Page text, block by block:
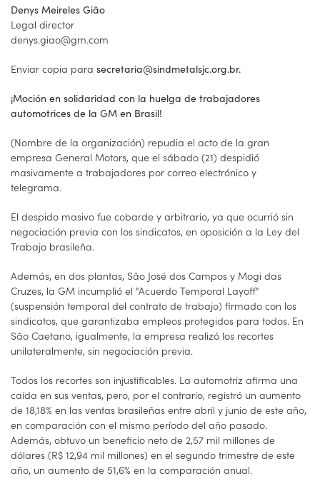
Denys Meireles Gião
Legal director
denys.giao@gm.com
Enviar copia para secretaria@sindmetalsjc.org.br.
¡Moción en solidaridad con la huelga de trabajadores
automotrices de la GM en Brasil!
(Nombre de la organización) repudia el acto de la gran
empresa General Motors, que el sábado (21) despidió
masivamente a trabajadores por correo electrónico y
telegrama.
El despido masivo fue cobarde y arbitrario, ya que ocurrió sin
negociación previa con los sindicatos, en oposición a la Ley del
Trabajo brasileña.
Además, en dos plantas, São José dos Campos y Mogi das
Cruzes, la GM incumplió el "Acuerdo Temporal Layoff"
(suspensión temporal del contrato de trabajo) firmado con los
sindicatos, que garantizaba empleos protegidos para todos. En
São Caetano, igualmente, la empresa realizó los recortes
unilateralmente, sin negociación previa.
Todos los recortes son injustificables. La automotriz afirma una
caída en sus ventas, pero, por el contrario, registró un aumento
de 18,18% en las ventas brasileñas entre abril y junio de este año,
en comparación con el mismo período del año pasado.
Además, obtuvo un beneficio neto de 2,57 mil millones de
dólares (R$ 12,94 mil millones) en el segundo trimestre de este
año, un aumento de 51,6% en la comparación anual.